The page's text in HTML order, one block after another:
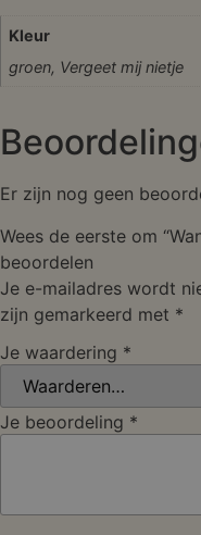
Kleur
groen, Vergeet mij nietje
Er zijn nog geen
Wees de eerste om
beoordelen
Je e-mailadres wordt
zijn gemarkeerd met *
Je waardering *
Je beoordeling *